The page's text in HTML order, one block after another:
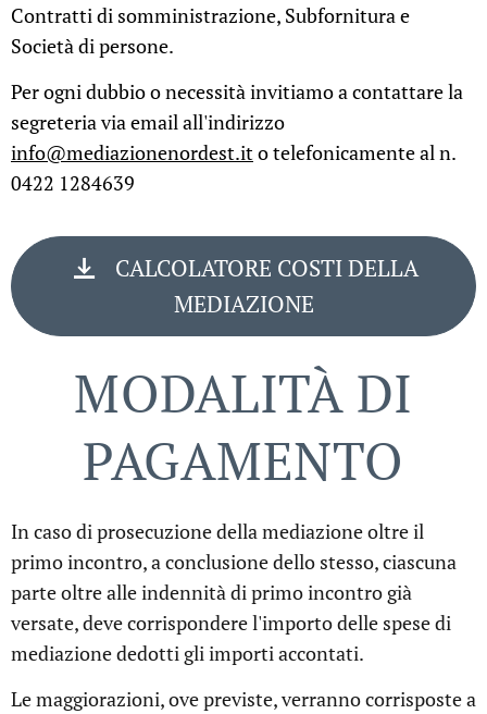
Contratti di somministrazione, Subfornitura e
Società di persone.
Per ogni dubbio o necessità invitiamo a contattare la
segreteria via email all'indirizzo
info@mediazionenordest.ito telefonicamente al n.
0422 1284639
CALCOLATORE COSTI DELLA
MEDIAZIONE
MODALITÀ DI
PAGAMENTO
In caso di prosecuzione della mediazione oltre il
primo incontro, a conclusione dello stesso, ciascuna
parte oltre alle indennità di primo incontro già
versate, deve corrispondere l'importo delle spese di
mediazione dedotti gli importi accontati.
Le maggiorazioni, ove previste, verranno corrisposte a